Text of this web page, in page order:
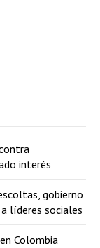
interés
gobierno
líderes sociales
Colombia